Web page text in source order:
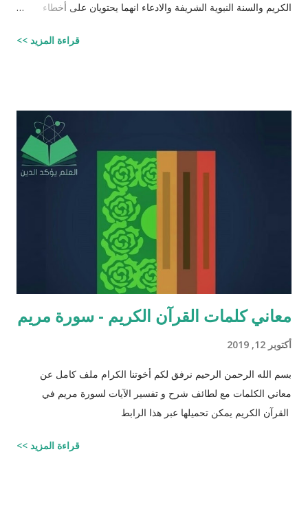
الكريم والسنة النبوية الشريفة والادعاء انهما يحتويان على أخطاء
والردود الصلعمية الفاشلة عليها " وقد أبقيت على كل افتراء واتبعته
الافتراء : 1 - زوجيّة الأشياء في القرآن : مِنْ كُلِّ شَيْءٍ خَلَقْنَا زَوْجَيْنِ
لَعَلَّكُمْ تَذَكَّرُونَ / الذاريات : 49 وَمِنْ كُلِّ الثَّمَرَاتِ جَعَلَ فِيهَا زَوْجَيْنِ
اثْنَيْنِ / الرعد : 3 حَتَّى إِذَا جَاءَ أَمْرُنَا وَفَارَ التَّنُّورُ قُلْنَا احْمِلْ فِيهَا مِنْ كُلٍّ
زَوْجَيْنِ اثْنَيْنِ / هود : 11 و اذا طبقنا هذه الآبات وجدنا فيها شيئاً من
قراءة المزيد >>
معاني كلمات القرآن الكريم - سورة مريم
أكتوبر 12, 2019
بسم الله الرحمن الرحيم نرفق لكم أخوتنا الكرام ملف كامل عن
معاني الكلمات مع لطائف شرح و تفسير الآيات لسورة مريم في
القرآن الكريم يمكن تحميلها عبر هذا الرابط
قراءة المزيد >>